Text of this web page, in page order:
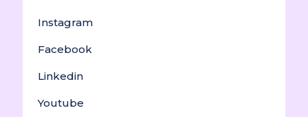
Instagram
Facebook
Linkedin
Youtube